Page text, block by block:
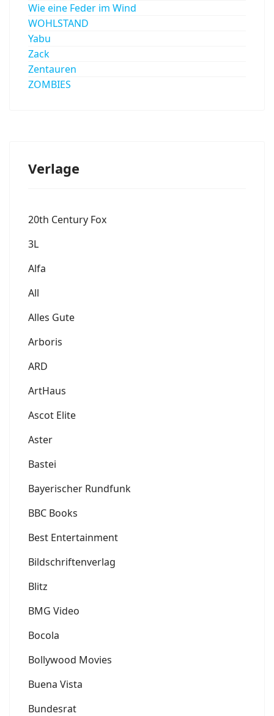
Wie eine Feder im Wind
WOHLSTAND
Yabu
Zack
Zentauren
ZOMBIES
Verlage
20th Century Fox
3L
Alfa
All
Alles Gute
Arboris
ARD
ArtHaus
Ascot Elite
Aster
Bastei
Bayerischer Rundfunk
BBC Books
Best Entertainment
Bildschriftenverlag
Blitz
BMG Video
Bocola
Bollywood Movies
Buena Vista
Bundesrat